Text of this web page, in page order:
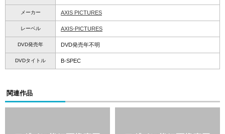
メーカー AXIS PICTURES
レーベル AXIS-PICTURES
DVD発売年 DVD発売年不明
DVDタイトル B-SPEC
関連作品